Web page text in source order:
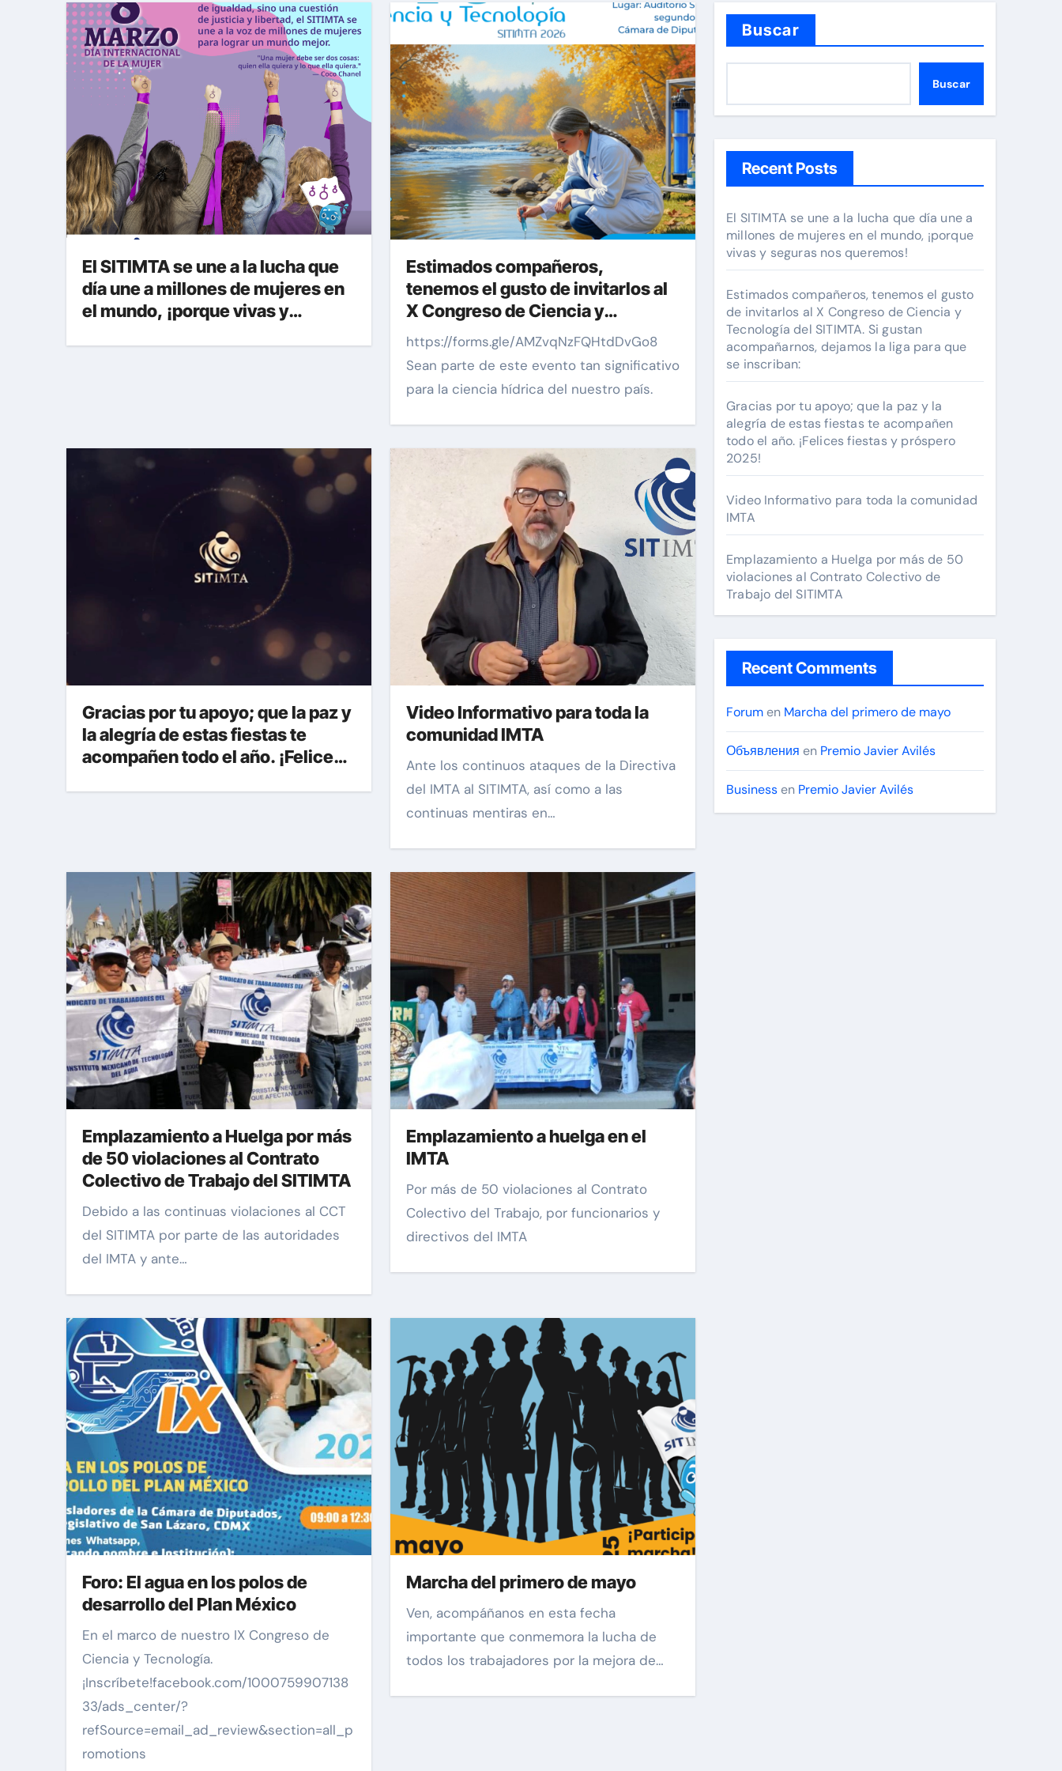
del
fiestas y próspero
2025!
SITIMTA
El SITIMTA se une a la lucha que
día une a millones de mujeres en
el mundo, ¡porque vivas y
Estimados compañeros,
tenemos el gusto de invitarlos al
X Congreso de Ciencia y
Tecnología del SITIMTA. Si
gustan acompañarnos, dejamos
la liga para que se inscriban:
https://forms.gle/AMZvqNzFQHtdDvGo8
Sean parte de este evento tan significativo
para la ciencia hídrica del nuestro país.
Gracias por tu apoyo; que la paz y
la alegría de estas fiestas te
acompañen todo el año. ¡Felices
Video Informativo para toda la
comunidad IMTA
Ante los continuos ataques de la Directiva
del IMTA al SITIMTA, así como a las
continuas mentiras en…
Emplazamiento a Huelga por más
de 50 violaciones al Contrato
Colectivo de Trabajo del SITIMTA
Debido a las continuas violaciones al CCT
del SITIMTA por parte de las autoridades
del IMTA y ante…
Emplazamiento a huelga en el
IMTA
Por más de 50 violaciones al Contrato
Colectivo del Trabajo, por funcionarios y
directivos del IMTA
Foro: El agua en los polos de
desarrollo del Plan México
En el marco de nuestro IX Congreso de
Ciencia y Tecnología.
¡Inscríbete!facebook.com/1000759907138
33/ads_center/?
refSource=email_ad_review&section=all_p
romotions
Marcha del primero de mayo
Ven, acompáñanos en esta fecha
importante que conmemora la lucha de
todos los trabajadores por la mejora de…
Buscar
Buscar
Recent Posts
El SITIMTA se une a la lucha que día une a
millones de mujeres en el mundo, ¡porque
vivas y seguras nos queremos!
Estimados compañeros, tenemos el gusto
de invitarlos al X Congreso de Ciencia y
Tecnología del SITIMTA. Si gustan
acompañarnos, dejamos la liga para que
se inscriban:
Gracias por tu apoyo; que la paz y la
alegría de estas fiestas te acompañen
todo el año. ¡Felices fiestas y próspero
2025!
Video Informativo para toda la comunidad
IMTA
Emplazamiento a Huelga por más de 50
violaciones al Contrato Colectivo de
Trabajo del SITIMTA
Recent Comments
Forumen Marcha del primero de mayo
Объявления en Premio Javier Avilés
Businessen Premio Javier Avilés